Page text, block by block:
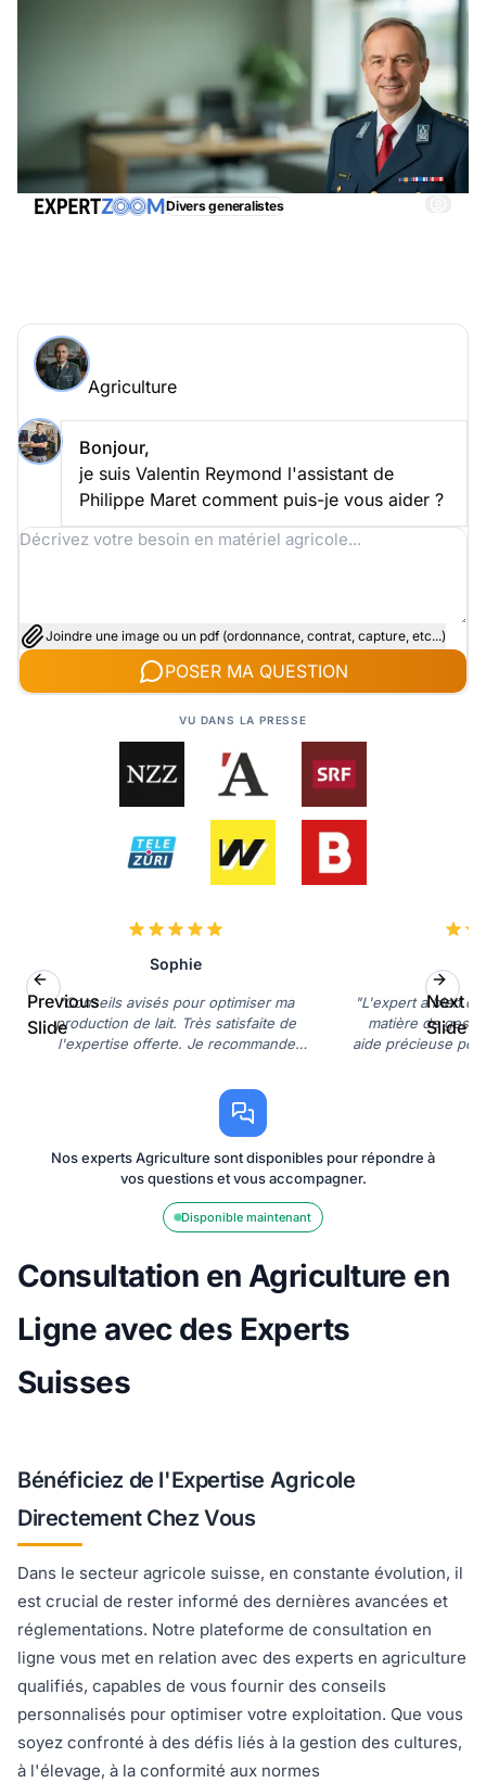
Divers generalistes
Posez votre question à Philippe Maret
Agriculture
Bonjour,
je suis Valentin Reymond l'assistant de
Philippe Maret comment puis-je vous aider ?
Joindre une image ou un pdf (ordonnance, contrat, capture, etc...)
POSER MA QUESTION
VU DANS LA PRESSE
Sophie
"Conseils avisés pour optimiser ma
production de lait. Très satisfaite de
l'expertise offerte. Je recommande
"L'expert a bien
matière de
aide précieuse
Previous
Slide
Next
Slide
Nos experts Agriculture sont disponibles pour répondre à
vos questions et vous accompagner.
Disponible maintenant
Consultation en Agriculture en
Ligne avec des Experts
Suisses
Bénéficiez de l'Expertise Agricole
Directement Chez Vous
Dans le secteur agricole suisse, en constante évolution, il
est crucial de rester informé des dernières avancées et
réglementations. Notre plateforme de consultation en
ligne vous met en relation avec des experts en agriculture
qualifiés, capables de vous fournir des conseils
personnalisés pour optimiser votre exploitation. Que vous
soyez confronté à des défis liés à la gestion des cultures,
à l'élevage, à la conformité aux normes